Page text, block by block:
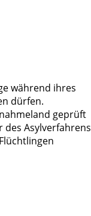
während ihres
dürfen.
geprüft
des Asylverfahrens